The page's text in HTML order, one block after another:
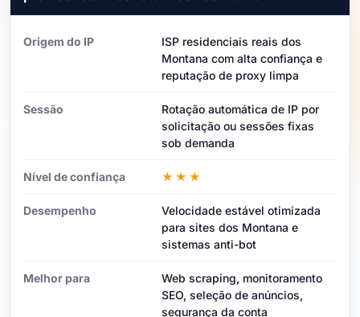
Origem do IP
ISP residenciais reais dos
Montana com alta confiança e
reputação de proxy limpa
Sessão
Rotação automática de IP por
solicitação ou sessões fixas
sob demanda
Nível de confiança ★★★
Desempenho
Velocidade estável otimizada
para sites dos Montana e
sistemas anti-bot
Melhor para
Web scraping, monitoramento
SEO, seleção de anúncios,
segurança da conta